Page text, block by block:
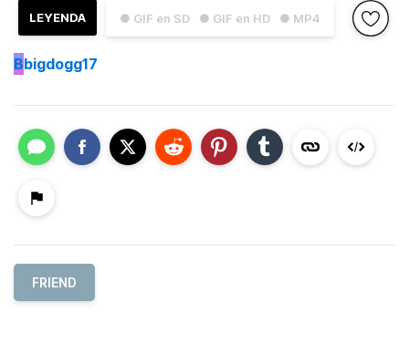
● GIF en SD ● GIF en HD ● MP4
LEYENDA
Bbigdogg17
FRIEND